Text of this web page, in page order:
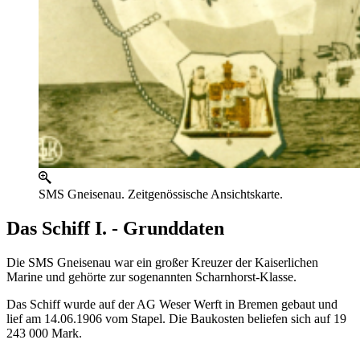
SMS Gneisenau. Zeitgenössische Ansichtskarte.
Das Schiff I. - Grunddaten
Die SMS Gneisenau war ein großer Kreuzer der Kaiserlichen
Marine und gehörte zur sogenannten Scharnhorst-Klasse.
Das Schiff wurde auf der AG Weser Werft in Bremen gebaut und
lief am 14.06.1906 vom Stapel. Die Baukosten beliefen sich auf 19
243 000 Mark.